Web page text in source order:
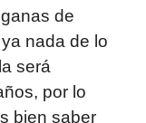
de
nada de lo
será
por lo
bien saber